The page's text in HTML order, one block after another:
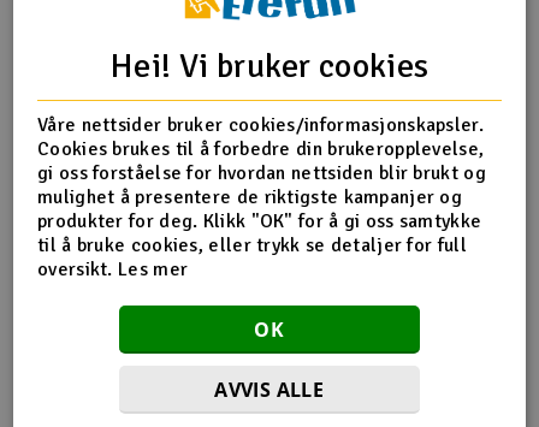
Raketter
Smarthjem, lek & hobby
Solenergi
Sparkesykler & elkjøretøy
Gavekort
Produktinformasjon
AR310878 Center Driveshaft High Speed Support 4x4
Product details in english
ARRMA Center Driveshaft High Speed Support: 4x4
ARAC4024 is compatible with ARA102690, ARA102696,
ARA102721T1, ARA102721T2, ARA102722
Mer info på Engelsk
Flere detaljer
Produktet er
Reservedeler Arrma
Hei! Vi bruker cookies
Våre nettsider bruker cookies/informasjonskapsler.
Cookies brukes til å forbedre din brukeropplevelse,
gi oss forståelse for hvordan nettsiden blir brukt og
mulighet å presentere de riktigste kampanjer og
produkter for deg. Klikk "OK" for å gi oss samtykke
til å bruke cookies, eller trykk se detaljer for full
oversikt. Les mer
OK
AVVIS ALLE